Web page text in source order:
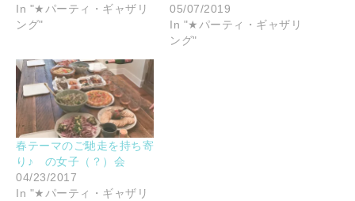
In "★パーティ・ギャザリ
ング"
05/07/2019
In "★パーティ・ギャザリ
ング"
春テーマのご馳走を持ち寄
り♪ の女子（？）会
04/23/2017
In "★パーティ・ギャザリ